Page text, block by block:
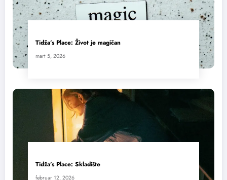
Tidža’s Place: Život je magičan
mart 5, 2026
Tidža’s Place: Skladište
februar 12, 2026